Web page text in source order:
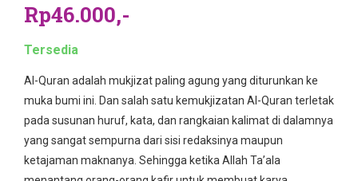
Rp46.000,-
Tersedia
Al-Quran adalah mukjizat paling agung yang diturunkan ke
muka bumi ini. Dan salah satu kemukjizatan Al-Quran terletak
pada susunan huruf, kata, dan rangkaian kalimat di dalamnya
yang sangat sempurna dari sisi redaksinya maupun
ketajaman maknanya. Sehingga ketika Allah Ta’ala